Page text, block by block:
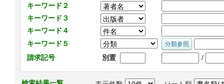
キーワード２
キーワード３
キーワード４
キーワード５
請求記号
別置 /